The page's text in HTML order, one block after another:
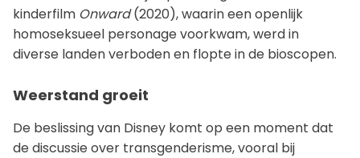
kinderfilm Onward(2020), waarin een openlijk
homoseksueel personage voorkwam, werd in
diverse landen verboden en flopte in de bioscopen.
Weerstand groeit
De beslissing van Disney komt op een moment dat
de discussie over transgenderisme, vooral bij